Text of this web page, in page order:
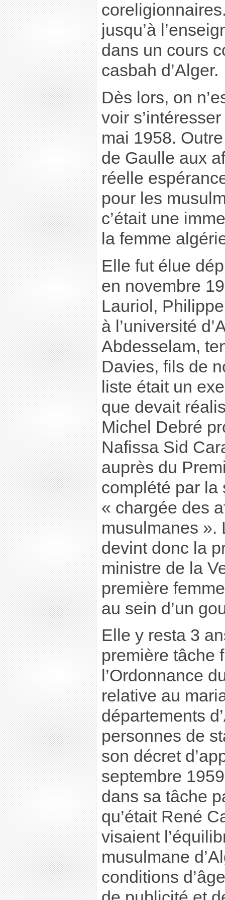
jusqu’à
dans un cours
casbah d’Alger.
Dès lors, on
voir
mai 1958.
de Gaulle aux
réelle
pour les
c’était une
la femme
Elle fut élue
en novembre
Lauriol,
à l’université
Abdesselam,
Davies, fils de
liste était un
que devait
Michel Debré
Nafissa Sid
auprès du
complété par la
« chargée des
musulmanes ».
devint donc la
ministre de la
première
au sein d’un
Elle y resta 3
première tâche
l’Ordonnance
relative au
départements
personnes de
son décret
septembre
dans sa tâche
qu’était René
visaient
musulmane
conditions